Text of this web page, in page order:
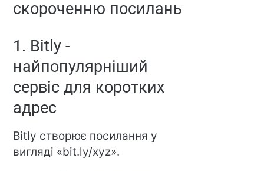
скороченню посилань
1. Bitly -
найпопулярніший
сервіс для коротких
адрес
Bitly створює посилання у
вигляді «bit.ly/xyz».